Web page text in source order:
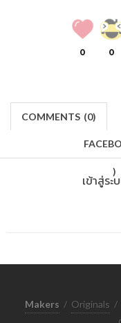
0 0
COMMENTS (0)
)
เข้าสู่ร
Makers / Originals /